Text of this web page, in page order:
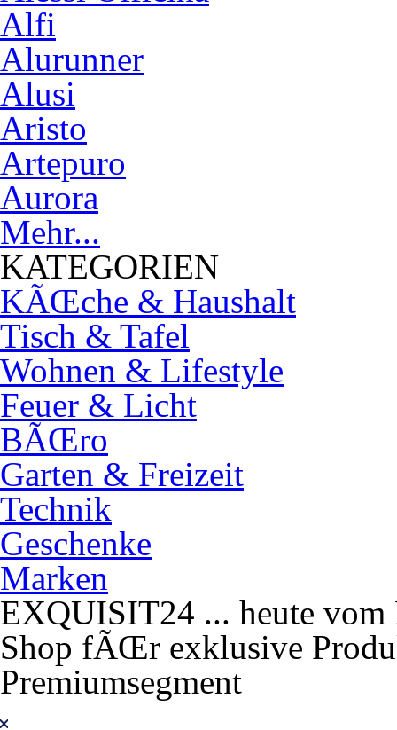
Alfi
Alurunner
Alusi
Aristo
Artepuro
Aurora
Mehr...
KATEGORIEN
KÃŒche & Haushalt
Tisch & Tafel
Wohnen & Lifestyle
Feuer & Licht
BÃŒro
Garten & Freizeit
Technik
Geschenke
Marken
EXQUISIT24 ... heute vom
Shop fÃŒr exklusive
Premiumsegment